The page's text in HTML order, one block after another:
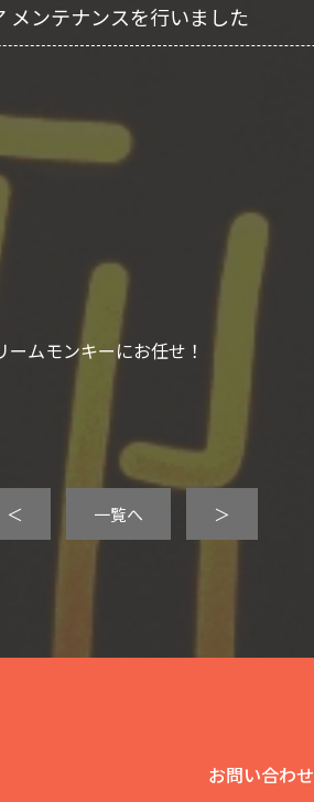
メンテナンスを行いました
ムモンキーにお任せ！
＜ 一覧へ ＞
お問い合わせ